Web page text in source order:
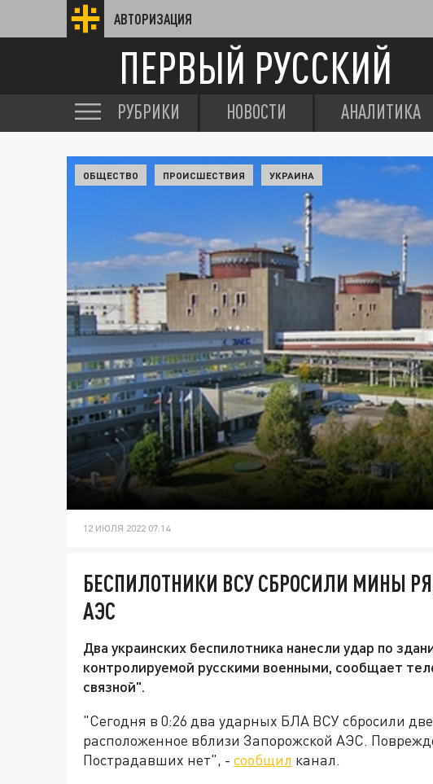
АВТОРИЗАЦИЯ
ПЕРВЫЙ РУССКИЙ
РУБРИКИ НОВОСТИ АНАЛИТИКА
ОБЩЕСТВО ПРОИСШЕСТВИЯ УКРАИНА
12 ИЮЛЯ 2022 07:14
БЕСПИЛОТНИКИ ВСУ СБРОСИЛИ МИНЫ
АЭС
Два украинских беспилотника нанесли удар по
контролируемой русскими военными, сообщает
связной".
"Сегодня в 0:26 два ударных БЛА ВСУ сбросили
расположенное вблизи Запорожской АЭС.
Пострадавших нет", - сообщил канал.